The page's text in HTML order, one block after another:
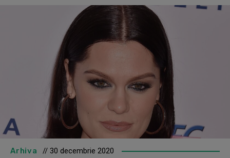
Arhiva // 30 decembrie 2020